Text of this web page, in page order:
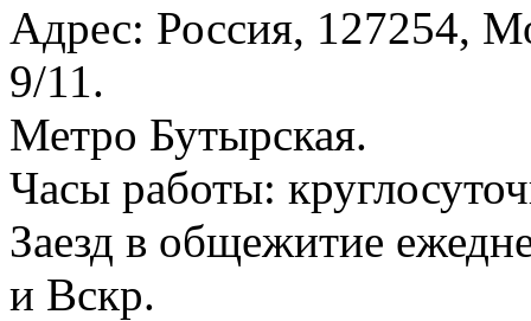
Адрес: Россия, 127254,
9/11.
Метро Бутырская.
Часы работы:
Заезд в общежитие
и Вскр.